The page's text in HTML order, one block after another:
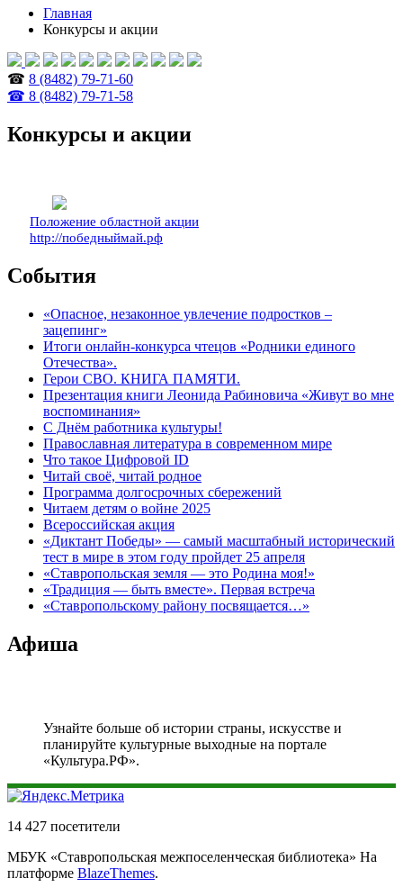
Главная
Конкурсы и акции
☎ 8 (8482) 79-71-60
☎ 8 (8482) 79-71-58
Конкурсы и акции
Положение областной акции
http://победныймай.рф
События
«Опасное, незаконное увлечение подростков –
зацепинг»
Итоги онлайн-конкурса чтецов «Родники единого
Отечества».
Герои СВО. КНИГА ПАМЯТИ.
Презентация книги Леонида Рабиновича «Живут во мне
воспоминания»
С Днём работника культуры!
Православная литература в современном мире
Что такое Цифровой ID
Читай своё, читай родное
Программа долгосрочных сбережений
Читаем детям о войне 2025
Всероссийская акция
«Диктант Победы» — самый масштабный исторический
тест в мире в этом году пройдет 25 апреля
«Ставропольская земля — это Родина моя!»
«Традиция — быть вместе». Первая встреча
«Ставропольскому району посвящается…»
Афиша
Узнайте больше об истории страны, искусстве и
планируйте культурные выходные на портале
«Культура.РФ».
14 427 посетители
МБУК «Ставропольская межпоселенческая библиотека» На
платформе BlazeThemes.